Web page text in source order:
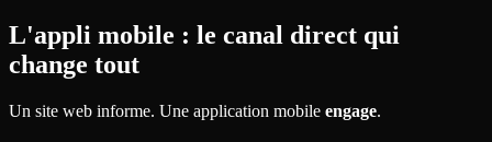
L'appli mobile : le canal direct qui
change tout
Un site web informe. Une application mobile engage.